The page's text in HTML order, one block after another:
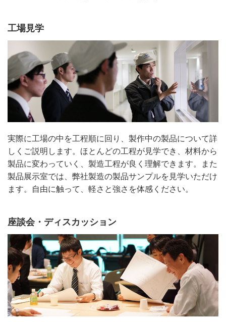
工場見学
実際に工場の中を工程順に回り、製作中の製品について詳
しくご説明します。ほとんどの工程が見学でき、材料から
製品に変わっていく、製造工程が良く理解できます。また
製品展示室では、弊社製造の製品サンプルを見学いただけ
ます。自由に触って、軽さと強さを体感ください。
座談会・ディスカッション